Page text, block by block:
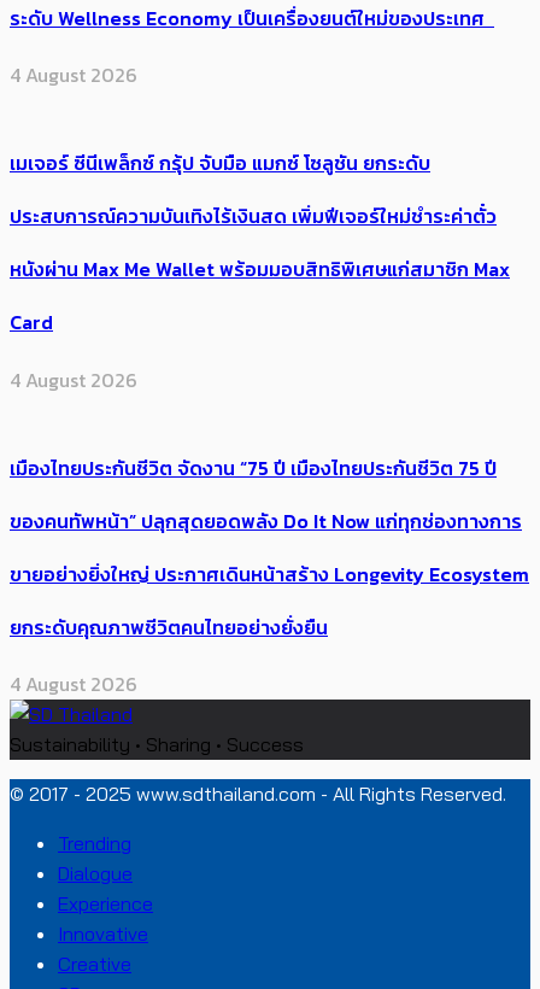
ระดับ Wellness Economy เป็นเครื่องยนต์ใหม่ของประเทศ
4 August 2026
เมเจอร์ ซีนีเพล็กซ์ กรุ้ป จับมือ แมกซ์ โซลูชัน ยกระดับ
ประสบการณ์ความบันเทิงไร้เงินสด เพิ่มฟีเจอร์ใหม่ชำระค่าตั๋ว
หนังผ่าน Max Me Wallet พร้อมมอบสิทธิพิเศษแก่สมาชิก Max
Card
4 August 2026
เมืองไทยประกันชีวิต จัดงาน “75 ปี เมืองไทยประกันชีวิต 75 ปี
ของคนทัพหน้า” ปลุกสุดยอดพลัง Do It Now แก่ทุกช่องทางการ
ขายอย่างยิ่งใหญ่ ประกาศเดินหน้าสร้าง Longevity Ecosystem
ยกระดับคุณภาพชีวิตคนไทยอย่างยั่งยืน
4 August 2026
Sustainability • Sharing • Success
© 2017 - 2025 www.sdthailand.com - All Rights Reserved.
Trending
Dialogue
Experience
Innovative
Creative